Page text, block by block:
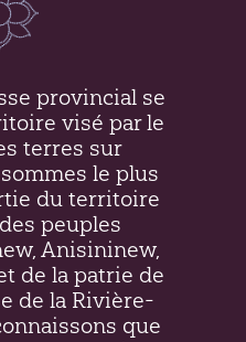
provincial se
visé par le
terres sur
le plus
du territoire
peuples
Anisininew,
de la patrie de
de la Rivière-
que